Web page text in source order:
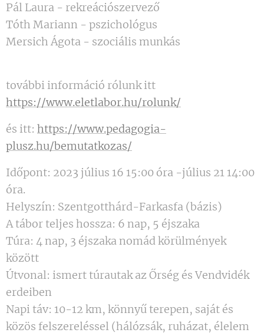
Pál Laura - rekreációszervező
Tóth Mariann - pszichológus
Mersich Ágota - szociális munkás
további információ rólunk itt
https://www.eletlabor.hu/rolunk/
és itt: https://www.pedagogia-
plusz.hu/bemutatkozas/
Időpont: 2023 július 16 15:00 óra -július 21 14:00
óra.
Helyszín: Szentgotthárd-Farkasfa (bázis)
A tábor teljes hossza: 6 nap, 5 éjszaka
Túra: 4 nap, 3 éjszaka nomád körülmények
között
Útvonal: ismert túrautak az Őrség és Vendvidék
erdeiben
Napi táv: 10-12 km, könnyű terepen, saját és
közös felszereléssel (hálózsák, ruházat, élelem